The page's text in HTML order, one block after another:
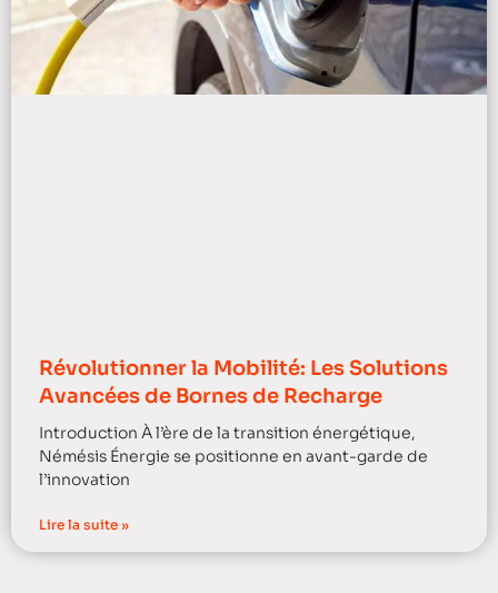
Révolutionner la Mobilité: Les Solutions
Avancées de Bornes de Recharge
Introduction À l’ère de la transition énergétique,
Némésis Énergie se positionne en avant-garde de
l’innovation
Lire la suite »